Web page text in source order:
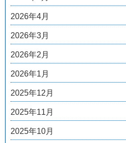
2026年4月
2026年3月
2026年2月
2026年1月
2025年12月
2025年11月
2025年10月